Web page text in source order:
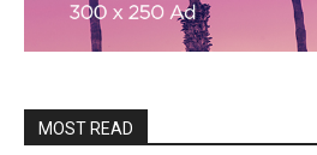
MOST READ